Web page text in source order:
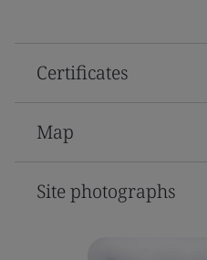
Certificates
Map
Site photographs